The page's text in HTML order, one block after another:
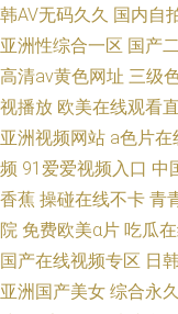
韩AV无码久久 国内自
亚洲性综合一区 国产
高清av黄色网址 三级
视播放 欧美在线观看
亚洲视频网站 a色片在
频 91爱爱视频入口 中
香蕉 操碰在线不卡 青
院 免费欧美α片 吃瓜
国产在线视频专区 日
亚洲国产美女 综合永